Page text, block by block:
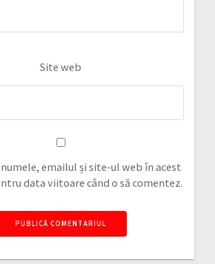
Site web
emailul și site-ul web în acest
data viitoare când o să comentez.